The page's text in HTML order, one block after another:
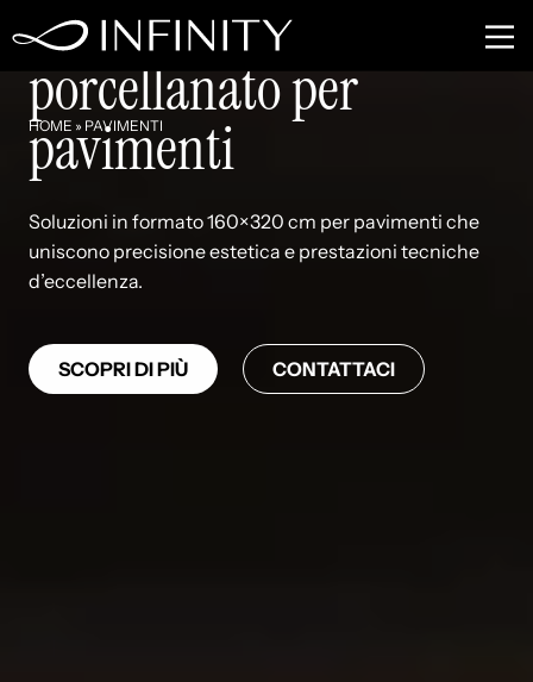
HOME » PAVIMENTI
Grandi lastre in grès
porcellanato per
pavimenti
Soluzioni in formato 160×320 cm per pavimenti che
uniscono precisione estetica e prestazioni tecniche
d’eccellenza.
SCOPRI DI PIÙ CONTATTACI